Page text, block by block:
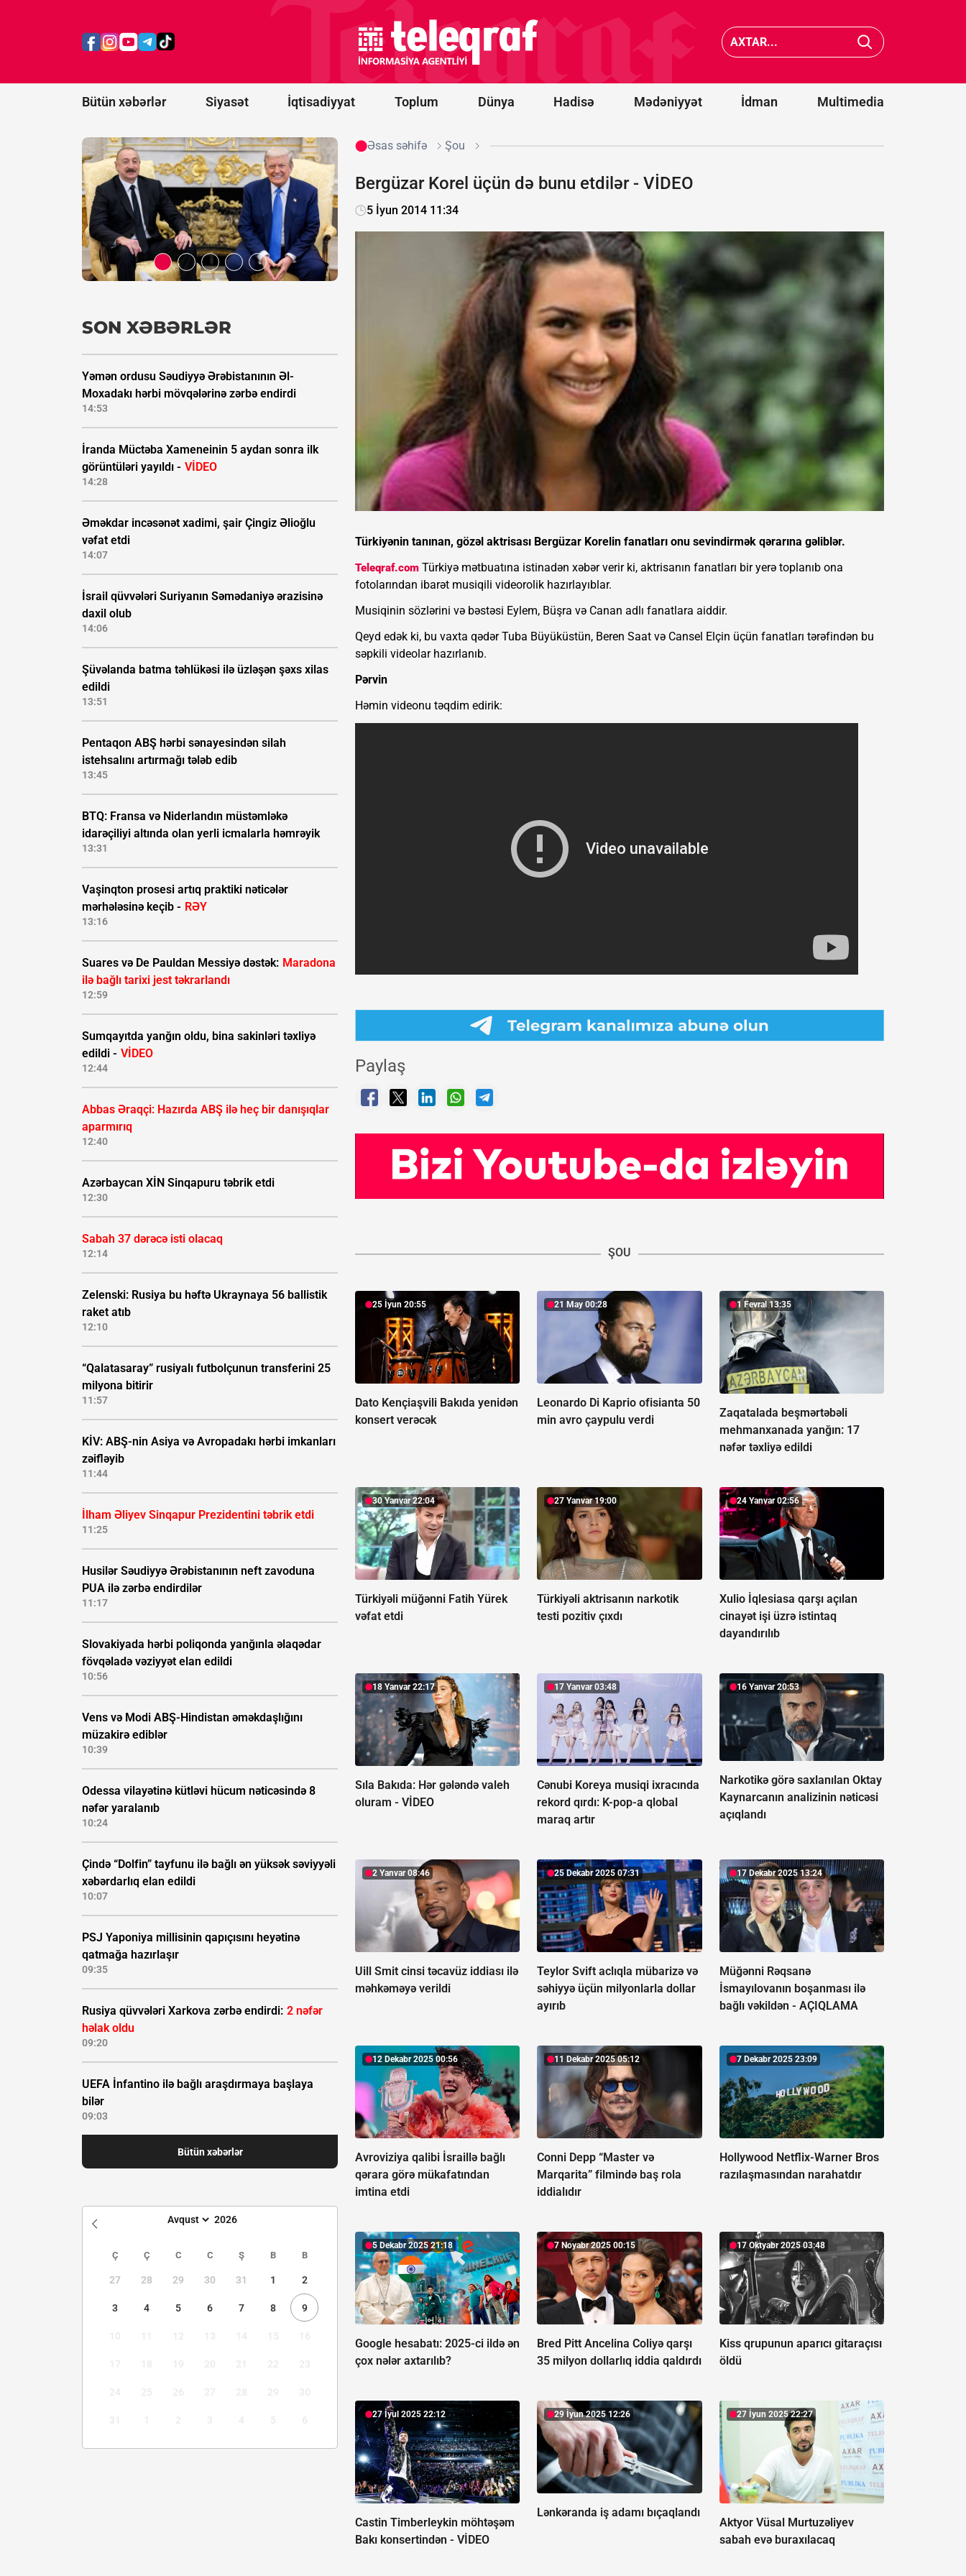
Bütün xəbərlər Siyasət İqtisadiyyat Toplum Dünya Hadisə Mədəniyyət İdman Multimedia
praktiki
keçib -
RƏY
Vens və Modi
ABŞ-
Hindistan
əməkdaşlığını
müzakirə
cənubunda
avtobusların
toqquşması
nəticəsində
ölüb
SON XƏBƏRLƏR
Yəmən ordusu Səudiyyə Ərəbistanının Əl-
Moxadakı hərbi mövqələrinə zərbə endirdi
14:53
İranda Müctəba Xameneinin 5 aydan sonra ilk
görüntüləri yayıldı - VİDEO
14:28
Əməkdar incəsənət xadimi, şair Çingiz Əlioğlu
vəfat etdi
14:07
İsrail qüvvələri Suriyanın Səmədaniyə ərazisinə
daxil olub
14:06
Şüvəlanda batma təhlükəsi ilə üzləşən şəxs xilas
edildi
13:51
Pentaqon ABŞ hərbi sənayesindən silah
istehsalını artırmağı tələb edib
13:45
BTQ: Fransa və Niderlandın müstəmləkə
idarəçiliyi altında olan yerli icmalarla həmrəyik
13:31
Vaşinqton prosesi artıq praktiki nəticələr
mərhələsinə keçib - RƏY
13:16
Suares və De Pauldan Messiyə dəstək: Maradona
ilə bağlı tarixi jest təkrarlandı
12:59
Sumqayıtda yanğın oldu, bina sakinləri təxliyə
edildi - VİDEO
12:44
Abbas Əraqçi: Hazırda ABŞ ilə heç bir danışıqlar
aparmırıq
12:40
Azərbaycan XİN Sinqapuru təbrik etdi
12:30
Sabah 37 dərəcə isti olacaq
12:14
Zelenski: Rusiya bu həftə Ukraynaya 56 ballistik
raket atıb
12:10
“Qalatasaray” rusiyalı futbolçunun transferini 25
milyona bitirir
11:57
KİV: ABŞ-nin Asiya və Avropadakı hərbi imkanları
zəifləyib
11:44
İlham Əliyev Sinqapur Prezidentini təbrik etdi
11:25
Husilər Səudiyyə Ərəbistanının neft zavoduna
PUA ilə zərbə endirdilər
11:17
Slovakiyada hərbi poliqonda yanğınla əlaqədar
fövqəladə vəziyyət elan edildi
10:56
Vens və Modi ABŞ-Hindistan əməkdaşlığını
müzakirə ediblər
10:39
Odessa vilayətinə kütləvi hücum nəticəsində 8
nəfər yaralanıb
10:24
Çində “Dolfin” tayfunu ilə bağlı ən yüksək səviyyəli
xəbərdarlıq elan edildi
10:07
PSJ Yaponiya millisinin qapıçısını heyətinə
qatmağa hazırlaşır
09:35
Rusiya qüvvələri Xarkova zərbə endirdi: 2 nəfər
həlak oldu
09:20
UEFA İnfantino ilə bağlı araşdırmaya başlaya
bilər
09:03
Bütün xəbərlər
Ç Ç C C Ş B B
27 28 29 30 31 1 2
3 4 5 6 7 8 9
Əsas səhifə Şou
Bergüzar Korel üçün də bunu etdilər - VİDEO
5 İyun 2014 11:34
Türkiyənin tanınan, gözəl aktrisası Bergüzar Korelin fanatları onu sevindirmək qərarına gəliblər.
Teleqraf.com Türkiyə mətbuatına istinadən xəbər verir ki, aktrisanın fanatları bir yerə toplanıb ona
fotolarından ibarət musiqili videorolik hazırlayıblar.
Musiqinin sözlərini və bəstəsi Eylem, Büşra və Canan adlı fanatlara aiddir.
Qeyd edək ki, bu vaxta qədər Tuba Büyüküstün, Beren Saat və Cansel Elçin üçün fanatları tərəfindən bu
səpkili videolar hazırlanıb.
Pərvin
Həmin videonu təqdim edirik:
Paylaş
ŞOU
25 İyun 20:55
Dato Kençiaşvili Bakıda yenidən
konsert verəcək
21 May 00:28
Leonardo Di Kaprio ofisianta 50
min avro çaypulu verdi
1 Fevral 13:35
Zaqatalada beşmərtəbəli
mehmanxanada yanğın: 17
nəfər təxliyə edildi
30 Yanvar 22:04
Türkiyəli müğənni Fatih Yürek
vəfat etdi
27 Yanvar 19:00
Türkiyəli aktrisanın narkotik
testi pozitiv çıxdı
24 Yanvar 02:56
Xulio İqlesiasa qarşı açılan
cinayət işi üzrə istintaq
dayandırılıb
18 Yanvar 22:17
Sıla Bakıda: Hər gələndə valeh
oluram - VİDEO
17 Yanvar 03:48
Cənubi Koreya musiqi ixracında
rekord qırdı: K-pop-a qlobal
maraq artır
16 Yanvar 20:53
Narkotikə görə saxlanılan Oktay
Kaynarcanın analizinin nəticəsi
açıqlandı
2 Yanvar 08:46
Uill Smit cinsi təcavüz iddiası ilə
məhkəməyə verildi
25 Dekabr 2025 07:31
Teylor Svift aclıqla mübarizə və
səhiyyə üçün milyonlarla dollar
ayırıb
17 Dekabr 2025 13:24
Müğənni Rəqsanə
İsmayılovanın boşanması ilə
bağlı vəkildən - AÇIQLAMA
12 Dekabr 2025 00:56
Avroviziya qalibi İsraillə bağlı
qərara görə mükafatından
imtina etdi
11 Dekabr 2025 05:12
Conni Depp “Master və
Marqarita” filmində baş rola
iddialıdır
7 Dekabr 2025 23:09
Hollywood Netflix-Warner Bros
razılaşmasından narahatdır
5 Dekabr 2025 21:18
Google hesabatı: 2025-ci ildə ən
çox nələr axtarılıb?
7 Noyabr 2025 00:15
Bred Pitt Ancelina Coliyə qarşı
35 milyon dollarlıq iddia qaldırdı
17 Oktyabr 2025 03:48
Kiss qrupunun aparıcı gitaraçısı
öldü
27 İyul 2025 22:12
Castin Timberleykin möhtəşəm
Bakı konsertindən - VİDEO
29 İyun 2025 12:26
Lənkəranda iş adamı bıçaqlandı
27 İyun 2025 22:27
Aktyor Vüsal Murtuzəliyev
sabah evə buraxılacaq